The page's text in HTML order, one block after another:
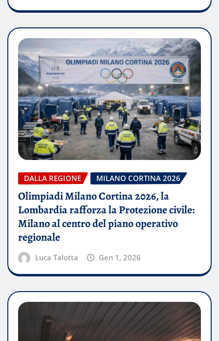
DALLA REGIONE MILANO CORTINA 2026
Olimpiadi Milano Cortina 2026, la
Lombardia rafforza la Protezione civile:
Milano al centro del piano operativo
regionale
Luca Talotta Gen 1, 2026